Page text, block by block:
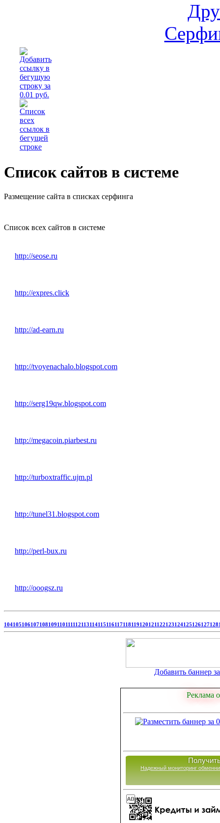
Список сайтов в системе
Размещение сайта в списках серфинга
Список всех сайтов в системе
http://seose.ru
http://expres.click
http://ad-earn.ru
http://tvoyenachalo.blogspot.com
http://serg19qw.blogspot.com
http://megacoin.piarbest.ru
http://turboxtraffic.ujm.pl
http://tunel31.blogspot.com
http://perl-bux.ru
http://ooogsz.ru
104105106107108109110111112113114115116117118119120121122123124125126127128
Добавить баннер
Реклама
Надежный мониторинг